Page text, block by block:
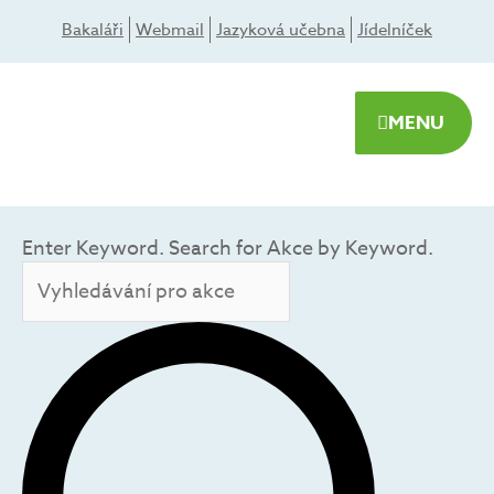
obsah
Bakaláři Webmail Jazyková učebna Jídelníček
MENU
Navigace
pro
hledání
zobrazení
HLEDAT
Enter Keyword. Search for Akce by Keyword.